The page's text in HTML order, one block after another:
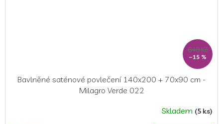
649 Kč
–15 %
Bavlněné saténové povlečení 140x200 + 70x90 cm -
Milagro Verde 022
Skladem (5 ks)